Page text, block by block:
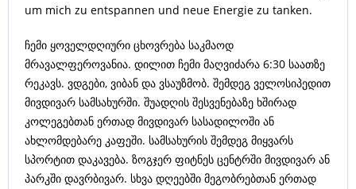
um mich zu entspannen und neue Energie zu tanken.
ჩემი ყოველდღიური ცხოვრება საკმაოდ
მრავალფეროვანია. დილით ჩემი მაღვიძარა 6:30 საათზე
რეკავს. ვდგები, ვიბან და ვსაუზმობ. შემდეგ ველოსიპედით
მივდივარ სამსახურში. შუადღის შესვენებაზე ხშირად
კოლეგებთან ერთად მივდივარ სასადილოში ან
ახლომდებარე კაფეში. სამსახურის შემდეგ მიყვარს
სპორტით დაკავება. ზოგჯერ ფიტნეს ცენტრში მივდივარ ან
პარკში დავრბივარ. სხვა დღეებში მეგობრებთან ერთად